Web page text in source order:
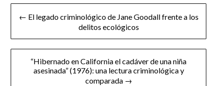
Navegación
entradas
← El legado criminológico de Jane Goodall frente a los
delitos ecológicos
“Hibernado en California el cadáver de una niña
asesinada” (1976): una lectura criminológica y
comparada →